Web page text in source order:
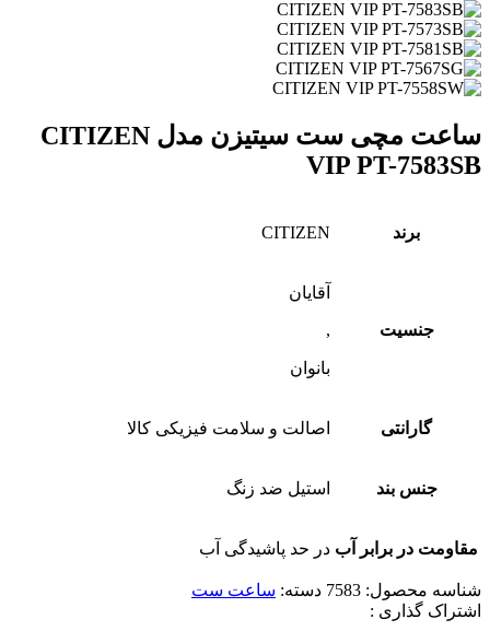
ساعت مچی ست سیتیزن مدل CITIZEN
VIP PT-7583SB
برند CITIZEN
جنسیت
آقایان
,
بانوان
گارانتی اصالت و سلامت فیزیکی کالا
جنس بند استیل ضد زنگ
مقاومت در برابر آب در حد پاشیدگی آب
شناسه محصول: 7583 دسته: ساعت ست
اشتراک گذاری :